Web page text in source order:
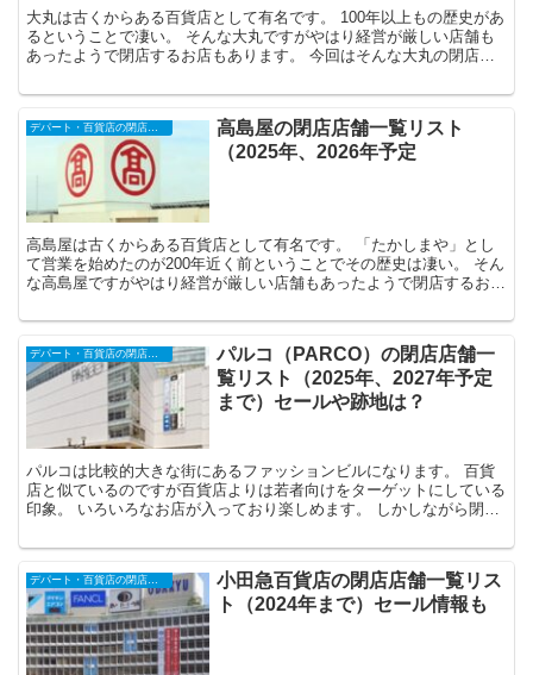
大丸は古くからある百貨店として有名です。 100年以上もの歴史があ
るということで凄い。 そんな大丸ですがやはり経営が厳しい店舗も
あったようで閉店するお店もあります。 今回はそんな大丸の閉店店
高島屋の閉店店舗一覧リスト
（2025年、2026年予定
高島屋は古くからある百貨店として有名です。 「たかしまや」とし
て営業を始めたのが200年近く前ということでその歴史は凄い。 そん
な高島屋ですがやはり経営が厳しい店舗もあったようで閉店するお店
パルコ（PARCO）の閉店店舗一
覧リスト（2025年、2027年予定
まで）セールや跡地は？
パルコは比較的大きな街にあるファッションビルになります。 百貨
店と似ているのですが百貨店よりは若者向けをターゲットにしている
印象。 いろいろなお店が入っており楽しめます。 しかしながら閉店
デパート・百貨店の閉店店舗一覧（2025年予定）
小田急百貨店の閉店店舗一覧リス
ト（2024年まで）セール情報も